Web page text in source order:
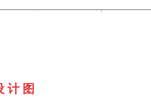
计 图